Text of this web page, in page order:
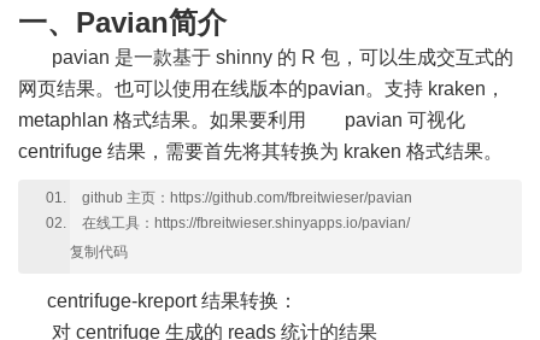
一、Pavian简介
pavian 是一款基于 shinny 的 R 包，可以生成交互式的
网页结果。也可以使用在线版本的pavian。支持 kraken，
metaphlan 格式结果。如果要利用 pavian 可视化
centrifuge 结果，需要首先将其转换为 kraken 格式结果。
github 主页：https://github.com/fbreitwieser/pavian
在线工具：https://fbreitwieser.shinyapps.io/pavian/
复制代码
centrifuge-kreport 结果转换：
对 centrifuge 生成的 reads 统计的结果